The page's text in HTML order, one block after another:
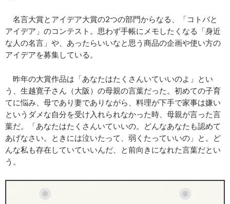
名言大賞とアイデア大賞の2つの部門からなる、「コトバと
アイデア」のコンテスト。思わず手帳にメモしたくなる「身近
な人の名言」や、あったらいいなと思う商品の企画や使い方の
アイデアを募集している。
昨年の大賞作品は「あなたはたくさんいていいのよ」とい
う、生越寛子さん（大阪）の母親の言葉だった。初めての子育
てに悩み、母であり妻でありながら、料理が下手で家事は嫌い
というダメな自分を受け入れられなかった時、母親が言った言
葉だ。「あなたはたくさんいていいの。どんなあなたも認めて
あげなさい。ときには泣いたって、弱くたっていいの」と。ど
んな私も存在していていいんだ、と前向きになれた言葉だとい
う。